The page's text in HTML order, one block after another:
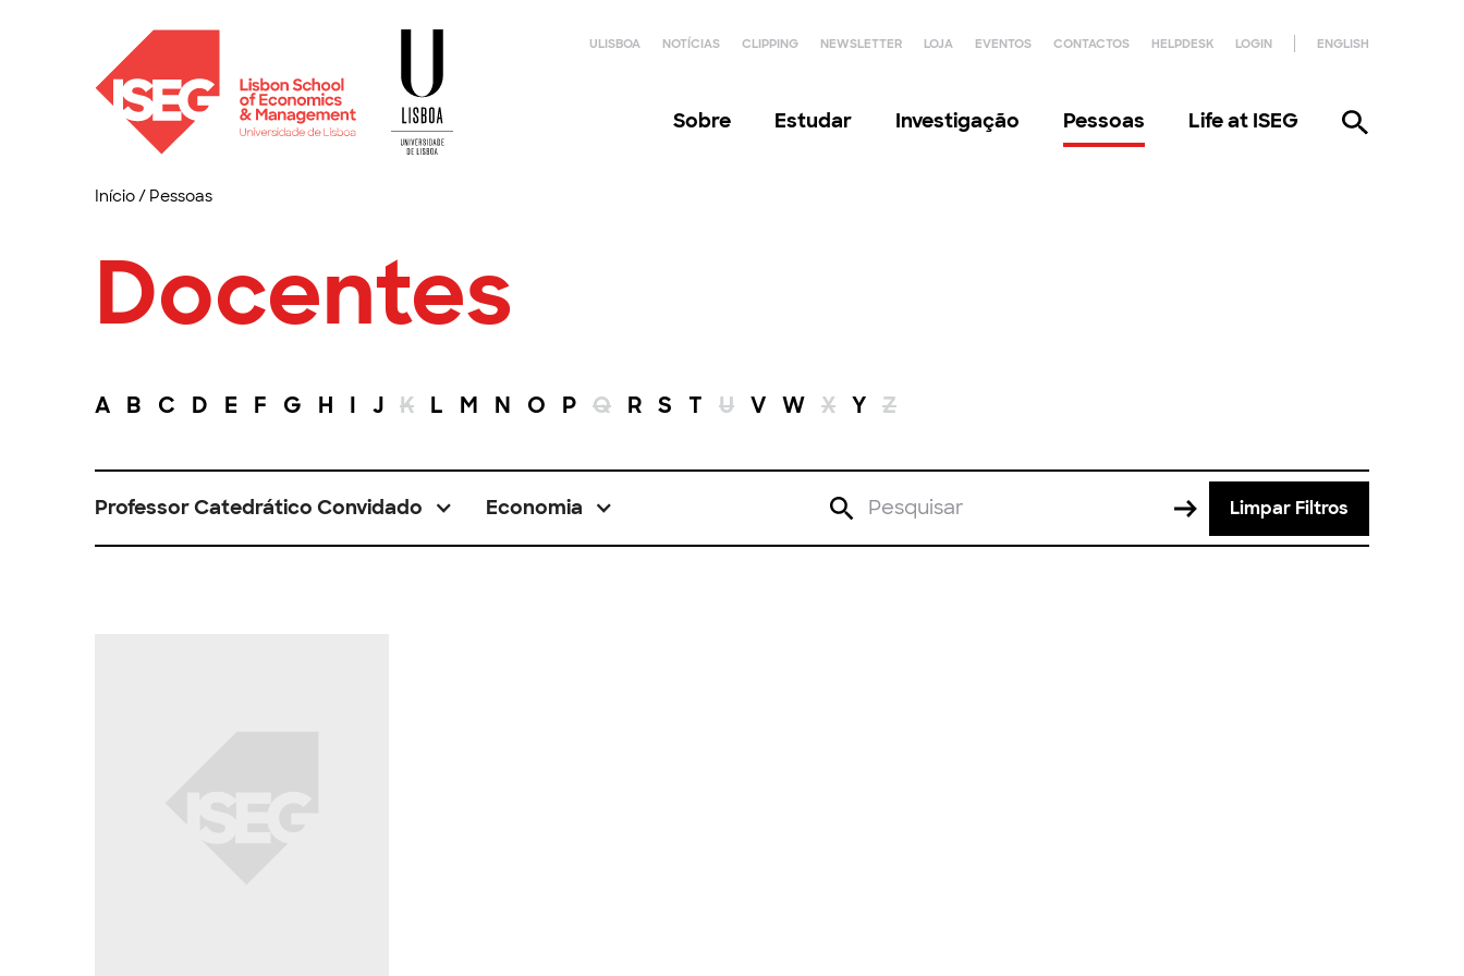
ULISBOA NOTÍCIAS CLIPPING NEWSLETTER LOJA EVENTOS CONTACTOS HELPDESK LOGIN ENGLISH
Sobre Estudar Investigação Pessoas Life at ISEG
Início/ Pessoas
Docentes
A B C D E F G H I J K L M N O P Q R S T U V W X Y Z
Professor Catedrático Convidado Economia Limpar Filtros